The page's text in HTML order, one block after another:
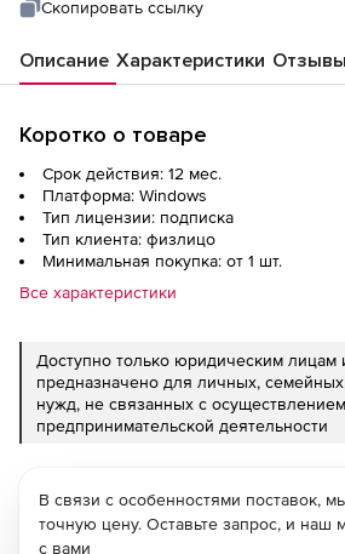
Скопировать ссылку
Описание Характеристики Отзывы
Коротко о товаре
Срок действия: 12 мес.
Платформа: Windows
Тип лицензии: подписка
Тип клиента: физлицо
Минимальная покупка: от 1 шт.
Все характеристики
Доступно только юридическим
предназначено для личных,
нужд, не связанных с осуществлением
предпринимательской деятельности
В связи с особенностями поставок,
точную цену. Оставьте запрос, и наш
с вами